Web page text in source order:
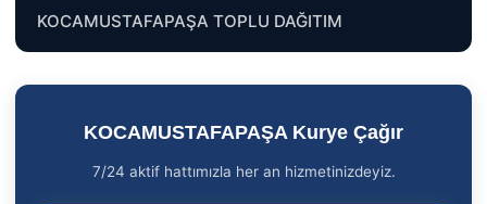
KOCAMUSTAFAPAŞA TOPLU DAĞITIM
KOCAMUSTAFAPAŞA Kurye Çağır
7/24 aktif hattımızla her an hizmetinizdeyiz.